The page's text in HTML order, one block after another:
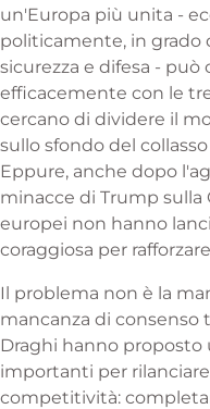
un'Europa più unita -
politicamente, in grado
sicurezza e difesa - può
efficacemente con le
cercano di dividere il
sullo sfondo del
Eppure, anche dopo
minacce di Trump sulla
europei non hanno
coraggiosa per
Il problema non è la
mancanza di consenso
Draghi hanno proposto
importanti per rilanciare
competitività: